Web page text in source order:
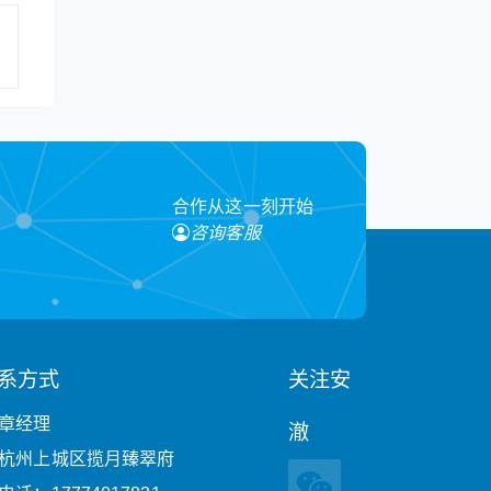
合作从这一刻开始
咨询客服
方式
经理
州上城区揽月臻翠府
关注安
澈